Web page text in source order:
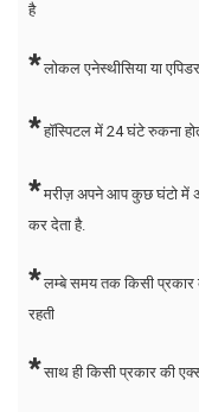
है
*लोकल एनेस्थीसिया या
*हॉस्पिटल में 24 घंटे रुकना
*मरीज़ अपने आप कुछ घंटो में
कर देता है.
*लम्बे समय तक किसी प्रकार
रहती
*साथ ही किसी प्रकार की